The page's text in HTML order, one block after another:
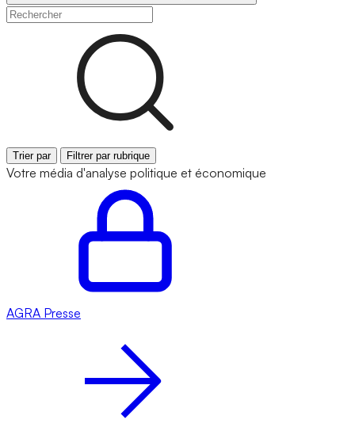
Trier par Filtrer par rubrique
Votre média d'analyse politique et économique
AGRA Presse